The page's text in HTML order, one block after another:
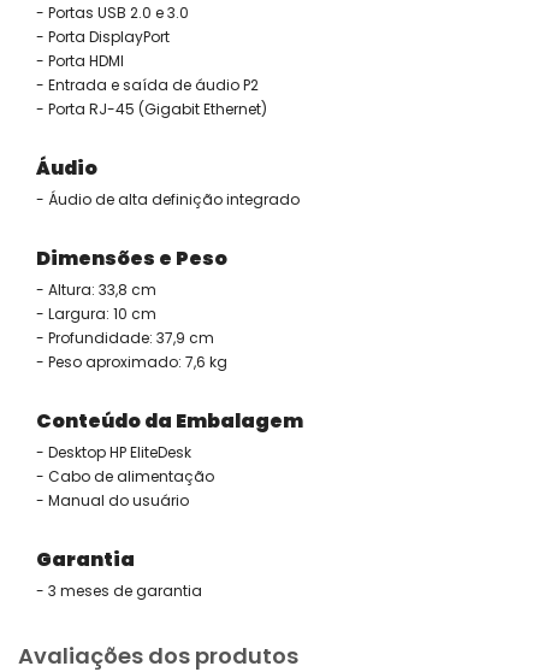
- Portas USB 2.0 e 3.0
- Porta DisplayPort
- Porta HDMI
- Entrada e saída de áudio P2
- Porta RJ-45 (Gigabit Ethernet)
Áudio
- Áudio de alta definição integrado
Dimensões e Peso
- Altura: 33,8 cm
- Largura: 10 cm
- Profundidade: 37,9 cm
- Peso aproximado: 7,6 kg
Conteúdo da Embalagem
- Desktop HP EliteDesk
- Cabo de alimentação
- Manual do usuário
Garantia
- 3 meses de garantia
Avaliações dos produtos